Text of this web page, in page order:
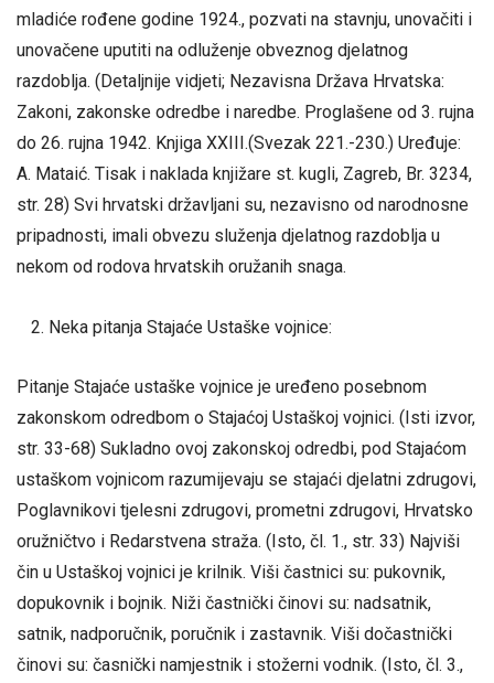
mladiće rođene godine 1924., pozvati na stavnju, unovačiti i
unovačene uputiti na odluženje obveznog djelatnog
razdoblja. (Detaljnije vidjeti; Nezavisna Država Hrvatska:
Zakoni, zakonske odredbe i naredbe. Proglašene od 3. rujna
do 26. rujna 1942. Knjiga XXIII.(Svezak 221.-230.) Uređuje:
A. Mataić. Tisak i naklada knjižare st. kugli, Zagreb, Br. 3234,
str. 28) Svi hrvatski državljani su, nezavisno od narodnosne
pripadnosti, imali obvezu služenja djelatnog razdoblja u
nekom od rodova hrvatskih oružanih snaga.
Neka pitanja Stajaće Ustaške vojnice:
Pitanje Stajaće ustaške vojnice je uređeno posebnom
zakonskom odredbom o Stajaćoj Ustaškoj vojnici. (Isti izvor,
str. 33-68) Sukladno ovoj zakonskoj odredbi, pod Stajaćom
ustaškom vojnicom razumijevaju se stajaći djelatni zdrugovi,
Poglavnikovi tjelesni zdrugovi, prometni zdrugovi, Hrvatsko
oružničtvo i Redarstvena straža. (Isto, čl. 1., str. 33) Najviši
čin u Ustaškoj vojnici je krilnik. Viši častnici su: pukovnik,
dopukovnik i bojnik. Niži častnički činovi su: nadsatnik,
satnik, nadporučnik, poručnik i zastavnik. Viši dočastnički
činovi su: časnički namjestnik i stožerni vodnik. (Isto, čl. 3.,